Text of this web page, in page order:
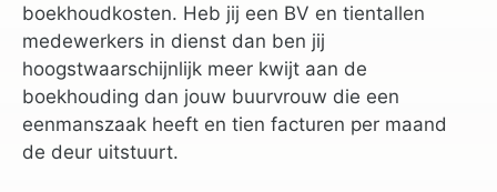
boekhoudkosten. Heb jij een BV en tientallen
medewerkers in dienst dan ben jij
hoogstwaarschijnlijk meer kwijt aan de
boekhouding dan jouw buurvrouw die een
eenmanszaak heeft en tien facturen per maand
de deur uitstuurt.